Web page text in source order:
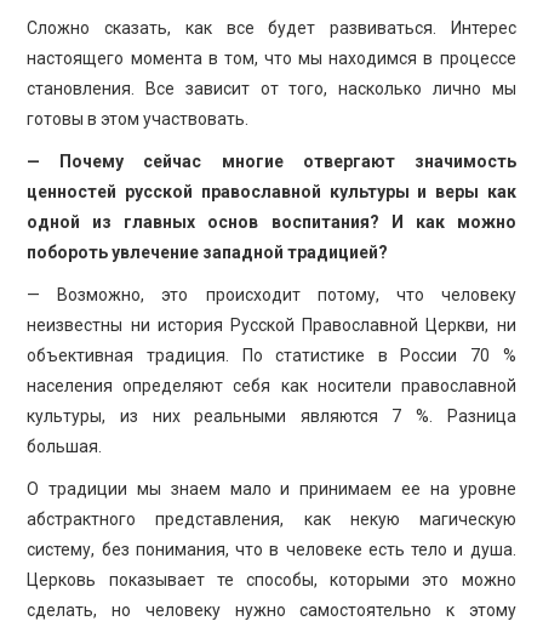
Сложно сказать, как все будет развиваться. Интерес
настоящего момента в том, что мы находимся в процессе
становления. Все зависит от того, насколько лично мы
готовы в этом участвовать.
— Почему сейчас многие отвергают значимость
ценностей русской православной культуры и веры как
одной из главных основ воспитания? И как можно
побороть увлечение западной традицией?
— Возможно, это происходит потому, что человеку
неизвестны ни история Русской Православной Церкви, ни
объективная традиция. По статистике в России 70 %
населения определяют себя как носители православной
культуры, из них реальными являются 7 %. Разница
большая.
О традиции мы знаем мало и принимаем ее на уровне
абстрактного представления, как некую магическую
систему, без понимания, что в человеке есть тело и душа.
Церковь показывает те способы, которыми это можно
сделать, но человеку нужно самостоятельно к этому